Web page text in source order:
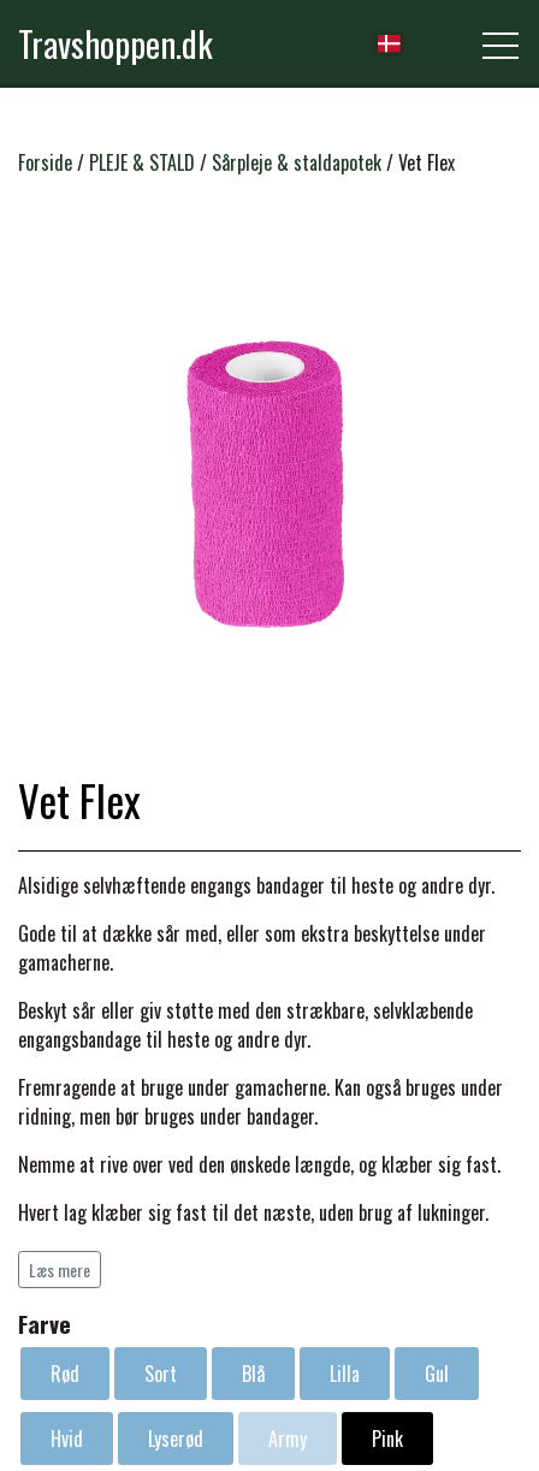
Travshoppen.dk
NYHEDER
GRIMER & TRÆKTOVE
TRENSER & TILBEHØR
SADLER & TILBEHØR
DÆKKENER & TILBEHØR
LONGERING
PONY & SHETTY
TRANSPORT UDSTYR
TERAPI PRODUKTER
RYTTER
RIDEBUKSER & LEGGINS
TRØJER, BLUSER & T-SHIRTS
JAKKER & VESTE
HJELME
SIKKERHEDSVESTE
HANDSKER
STRØMPER
HUER & HALSTØRKLÆDER
PLEJE & STALD
STRIGLER & TILBEHØR
STRIGLEKASSER & STALDSKABE
HOVPLEJE
LÆDER & UDSTYRSPLEJE
KLIPPEMASKINER & STØVSUGERE
INSEKTBESKYTTELSE
HESTEBOLCHER & TREATS
STALD & FOLD
SKO & SMEDEVÆRKTØJ
TRAV & GALOP
SEJRSDÆKKENER
SELER & TILBEHØR
HOVEDLAG & TILBEHØR
GAMSCHER & BANDAGER
TRAVDÆKKEN & TILBEHØR
SKO & VÆRKTØJ
TRAV KUSK
PONYTRAV
PREMIER EQUINE REGN - &
OVERGANGSDÆKKEN
PREMIER EQUINE VINTERDÆKKEN
PREMIER EQUINE STALDDÆKKEN
PREMIER EQUINE LINERS & DÆKKEN
TILBEHØR
PREMIER EQUINE WALKER & RIDEDÆKKEN
PREMIER EQUINE MAGNET & INFRARØD
TERAPI
OUTLET
BRANDS
ANIMALINTEX®
BACK ON TRACK
CARR & DAY & MARTIN
EMIN
Forside PLEJE & STALD Sårpleje & staldapotek Vet Flex
Vet Flex
Alsidige selvhæftende engangs bandager til heste og andre dyr.
Gode til at dække sår med, eller som ekstra beskyttelse under
gamacherne.
Beskyt sår eller giv støtte med den strækbare, selvklæbende
engangsbandage til heste og andre dyr.
Fremragende at bruge under gamacherne. Kan også bruges under
ridning, men bør bruges under bandager.
Nemme at rive over ved den ønskede længde, og klæber sig fast.
Hvert lag klæber sig fast til det næste, uden brug af lukninger.
Absorberer ikke fugt eller bakterier.
Læs mere
Farve
Rød Sort Blå Lilla Gul
Hvid Lyserød Army Pink